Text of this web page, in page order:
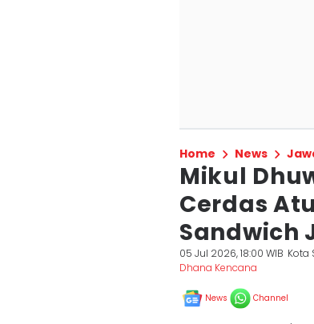
Home News
Mikul
Cerdas
Sandwich
05 Jul 2026, 18:00 WIB Kota
Dhana Kencana
News Channel